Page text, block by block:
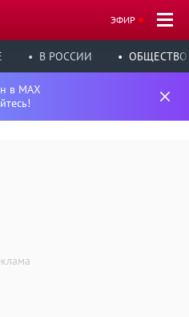
ЭФИР
В РОССИИ ОБЩЕСТВО
в MAX